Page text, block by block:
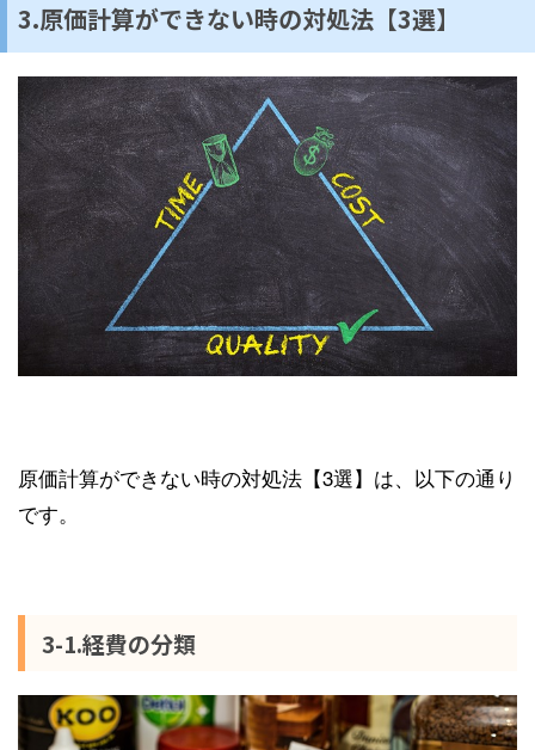
3.原価計算ができない時の対処法【3選】
原価計算ができない時の対処法【3選】は、以下の通り
です。
3-1.経費の分類